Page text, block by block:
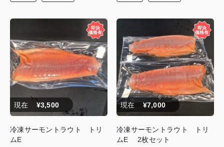
現在 ¥3,500
冷凍サーモントラウト トリ
ムE
現在 ¥7,000
冷凍サーモントラウト トリ
ムE 2枚セット